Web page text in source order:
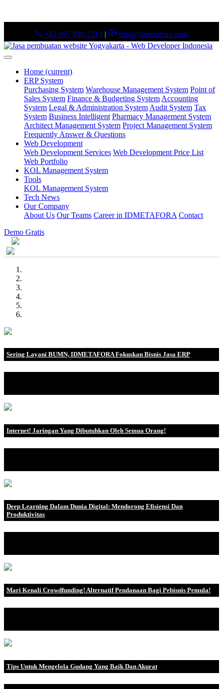
+62 897 880 2313 | info@idmetafora.com
Home (current)
ERP System
Purchasing System Warehouse Management System Point of
Sales System Finance & Budgeting System Accounting
System Legal & Administration System Audit System Tax
System Business Intelligent Pharmacy Management System
Architect Management System Project Management System
Frequently Answer & Questions
Web Development
Web Development Services Web Development Price List
Web Portfolio
KOL Management System
Tools
KOL Management System
Tech News
Our Company
About Us Our Teams Career in IDMETAFORA Contact
Demo Gratis
Sering Layani BUMN, IDMETAFORA Fokuskan Bisnis Jasa ERP
Internet! Jaringan Yang Dibutuhkan Oleh Semua Orang!
Deep Learning Dalam Dunia Digital: Mendorong Efisiensi Dan
Produktivitas
Mari Kenali Crowdfunding! Alternatif Pendanaan Bagi Pebisnis Pemula!
Tips Untuk Mengelola Gudang Yang Baik Dan Akurat